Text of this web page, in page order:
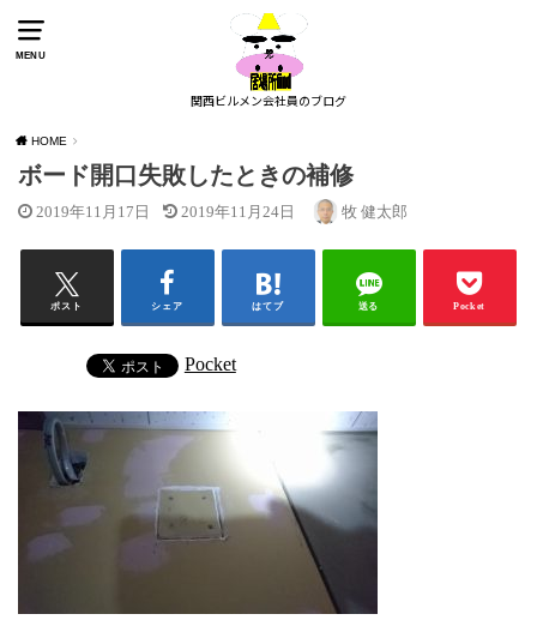
MENU
関西ビルメン会社員のブログ
HOME
ボード開口失敗したときの補修
2019年11月17日 2019年11月24日 牧 健太郎
ポスト シェア はてブ 送る Pocket
Pocket